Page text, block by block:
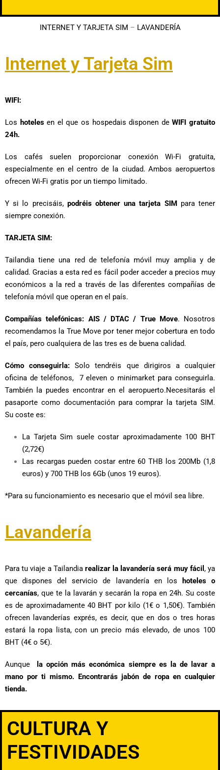
INTERNET Y TARJETA SIM – LAVANDERÍA
Internet y Tarjeta Sim
WIFI:
Los hotelesen el que os hospedais disponen deWIFI gratuito
24h.
Los cafés suelen proporcionar conexión Wi-Fi gratuita,
especialmente en el centro de la ciudad. Ambos aeropuertos
ofrecen Wi-Fi gratis por un tiempo limitado.
Y si lo precisáis, podréis obtener una tarjeta SIM para tener
siempre conexión.
TARJETA SIM:
Tailandia tiene una red de telefonía móvil muy amplia y de
calidad. Gracias a esta red es fácil poder acceder a precios muy
económicos a la red a través de las diferentes compañías de
telefonía móvil que operan en el país.
Compañías telefónicas: AIS / DTAC / True Move. Nosotros
recomendamos la True Move por tener mejor cobertura en todo
el país, pero cualquiera de las tres es de buena calidad.
Cómo conseguirla: Solo tendréis que dirigiros a cualquier
oficina de teléfonos, 7 eleven o minimarket para conseguirla.
También la puedes encontrar en el aeropuerto.Necesitarás el
pasaporte como documentación para comprar la tarjeta SIM.
Su coste es:
La Tarjeta Sim suele costar aproximadamente 100 BHT
(2,72€)
Las recargas pueden costar entre 60 THB los 200Mb (1,8
euros) y 700 THB los 6Gb (unos 19 euros).
*Para su funcionamiento es necesario que el móvil sea libre.
Lavandería
Para tu viaje a Tailandia realizar la lavandería será muy fácil , ya
que dispones del servicio de lavandería en los hoteles o
cercanías, que te la lavarán y secarán la ropa en 24h. Su coste
es de aproximadamente 40 BHT por kilo (1€ o 1,50€). También
ofrecen lavanderías exprés, es decir, que en dos o tres horas
estará la ropa lista, con un precio más elevado, de unos 100
BHT (4€ o 5€).
Aunque la opción más económica siempre es la de lavar a
mano por ti mismo. Encontrarás jabón de ropa en cualquier
tienda.
CULTURA Y
FESTIVIDADES